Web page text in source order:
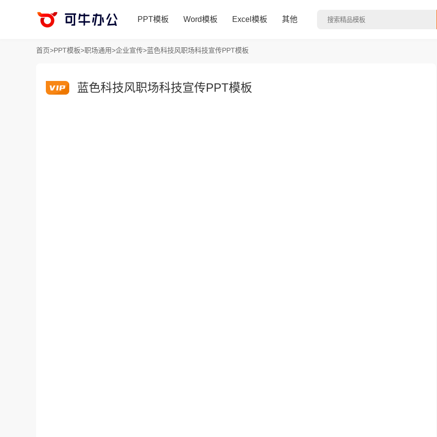
PPT模板 Word模板 Excel模板 其他
首页>PPT模板>职场通用>企业宣传>蓝色科技风职场科技宣传PPT模板
蓝色科技风职场科技宣传PPT模板